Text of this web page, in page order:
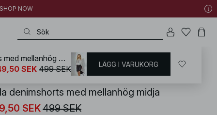
NOW
/ Shorts / Jeansshorts
denimshorts med mellanhög midja
SEK499 SEK
Vida denimshorts med mellanhög midja
SEK499 SEK LÄGG I VARUKORG